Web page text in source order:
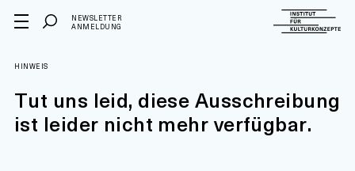
NEWSLETTER
ANMELDUNG
HINWEIS
Tut uns leid, diese Ausschreibung
ist leider nicht mehr verfügbar.